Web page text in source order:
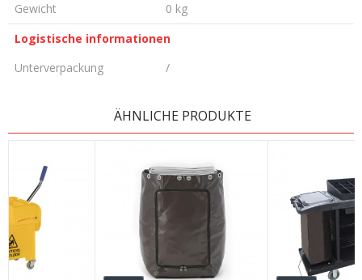
Gewicht
0 kg
Logistische informationen
Unterverpackung
/
E-Mail
Nachricht
ÄHNLICHE PRODUKTE